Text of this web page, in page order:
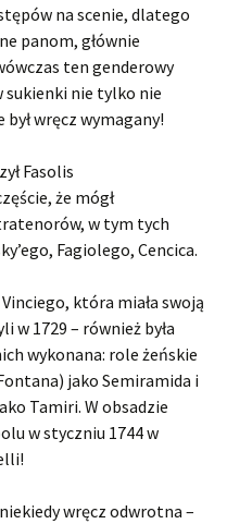
na scenie, dlatego
panom, głównie
ten genderowy
sukienki nie tylko nie
był wręcz wymagany!
Fasolis
że mógł
w tym tych
Fagiolego, Cencica.
która miała swoją
w 1729 – również była
wykonana: role żeńskie
jako Semiramida i
Tamiri. W obsadzie
w styczniu 1744 w
wręcz odwrotna –